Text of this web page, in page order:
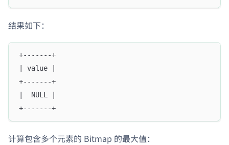
结果如下：
+-------+
| value |
+-------+
|  NULL |
+-------+
计算包含多个元素的 Bitmap 的最大值：